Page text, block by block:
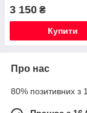
3 150 ₴
Купити
Про нас
80% позитивних з